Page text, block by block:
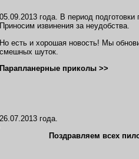
05.09.2013 года. В период
Приносим извинения за неудобства.
Но есть и хорошая новость! Мы
смешных шуток.
Парапланерные приколы >>
26.07.2013 года.
Поздравляем всех